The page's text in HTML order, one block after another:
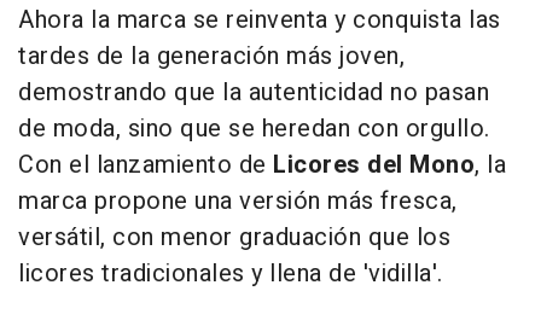
Ahora la marca se reinventa y conquista las
tardes de la generación más joven,
demostrando que la autenticidad no pasan
de moda, sino que se heredan con orgullo.
Con el lanzamiento de Licores del Mono, la
marca propone una versión más fresca,
versátil, con menor graduación que los
licores tradicionales y llena de 'vidilla'.